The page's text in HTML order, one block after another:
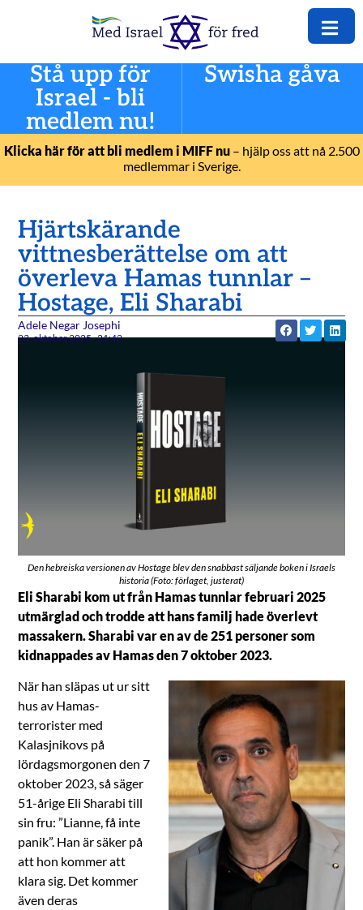
Stå upp för
Israel - bli
medlem nu!
Swisha gåva
Klicka här för att bli medlem i MIFF nu– hjälp oss att nå 2.500
medlemmar i Sverige.
Hjärtskärande
vittnesberättelse om att
överleva Hamas tunnlar –
Hostage, Eli Sharabi
Adele Negar Josephi
23. oktober 2025 21:42
Den hebreiska versionen av Hostage blev den snabbast säljande boken i Israels
historia (Foto: förlaget, justerat)
Eli Sharabi kom ut från Hamas tunnlar februari 2025
utmärglad och trodde att hans familj hade överlevt
massakern. Sharabi var en av de 251 personer som
kidnappades av Hamas den 7 oktober 2023.
När han släpas ut ur sitt
hus av Hamas-
terrorister med
Kalasjnikovs på
lördagsmorgonen den 7
oktober 2023, så säger
51-årige Eli Sharabi till
sin fru: ”Lianne, få inte
panik”. Han är säker på
att hon kommer att
klara sig. Det kommer
även deras